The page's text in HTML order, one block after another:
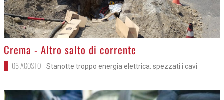
>
Crema - Altro salto di corrente
06 AGOSTO Stanotte troppo energia elettrica: spezzati i cavi